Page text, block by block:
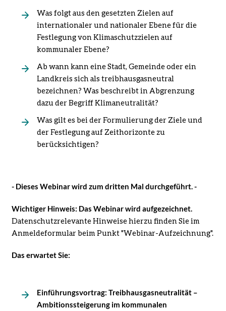
Was folgt aus den gesetzten Zielen auf
internationaler und nationaler Ebene für die
Festlegung von Klimaschutzzielen auf
kommunaler Ebene?
Ab wann kann eine Stadt, Gemeinde oder ein
Landkreis sich als treibhausgasneutral
bezeichnen? Was beschreibt in Abgrenzung
dazu der Begriff Klimaneutralität?
Was gilt es bei der Formulierung der Ziele und
der Festlegung auf Zeithorizonte zu
berücksichtigen?
- Dieses Webinar wird zum dritten Mal durchgeführt. -
Wichtiger Hinweis: Das Webinar wird aufgezeichnet.
Datenschutzrelevante Hinweise hierzu finden Sie im
Anmeldeformular beim Punkt "Webinar-Aufzeichnung".
Das erwartet Sie:
Einführungsvortrag: Treibhausgasneutralität –
Ambitionssteigerung im kommunalen